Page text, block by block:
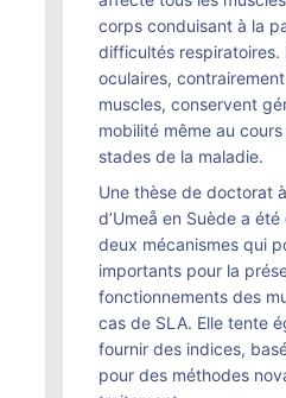
corps conduisant à la
difficultés respiratoires.
oculaires,
muscles, conservent
mobilité même au
stades de la maladie.
Une thèse de doctorat
d’Umeå en Suède a
deux mécanismes qui
importants pour la
fonctionnements des
cas de SLA. Elle tente
fournir des indices,
pour des méthodes